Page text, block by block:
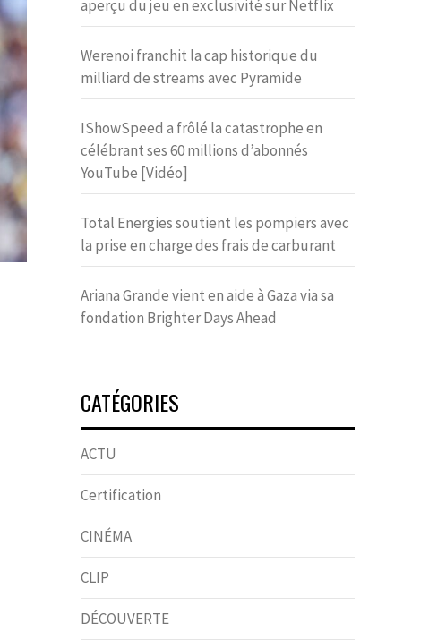
aperçu du jeu en exclusivité sur Netflix
Werenoi franchit la cap historique du
milliard de streams avec Pyramide
IShowSpeed a frôlé la catastrophe en
célébrant ses 60 millions d’abonnés
YouTube [Vidéo]
Total Energies soutient les pompiers avec
la prise en charge des frais de carburant
Ariana Grande vient en aide à Gaza via sa
fondation Brighter Days Ahead
CATÉGORIES
ACTU
Certification
CINÉMA
CLIP
DÉCOUVERTE